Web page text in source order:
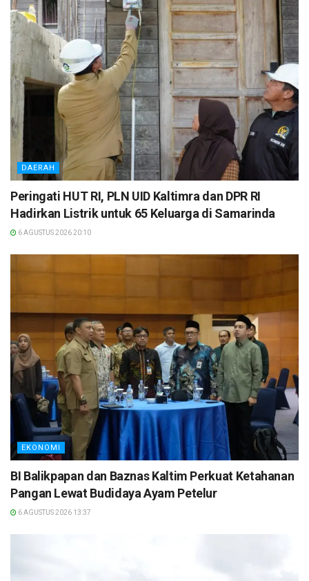
DAERAH
Peringati HUT RI, PLN UID Kaltimra dan DPR RI
Hadirkan Listrik untuk 65 Keluarga di Samarinda
6 AGUSTUS 2026 20:10
EKONOMI
BI Balikpapan dan Baznas Kaltim Perkuat Ketahanan
Pangan Lewat Budidaya Ayam Petelur
6 AGUSTUS 2026 13:37